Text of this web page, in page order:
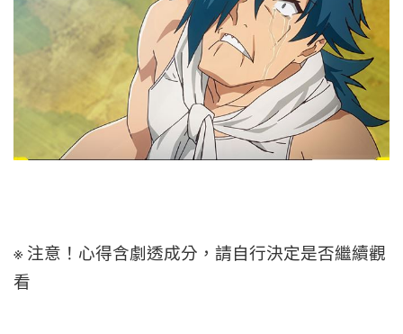
※ 注意！心得含劇透成分，請自行決定是否繼續觀
看